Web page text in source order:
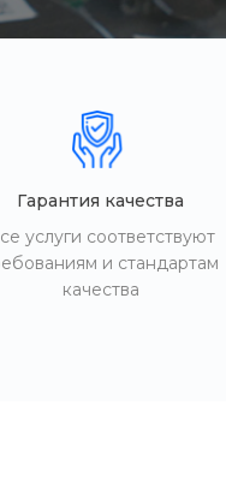
Гарантия качества
услуги соответствуют
и стандартам
качества